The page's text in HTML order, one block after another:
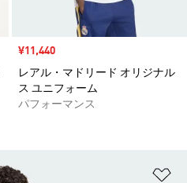
セール価格
¥11,440
レアル・マドリード オリジナル
ス ユニフォーム
パフォーマンス